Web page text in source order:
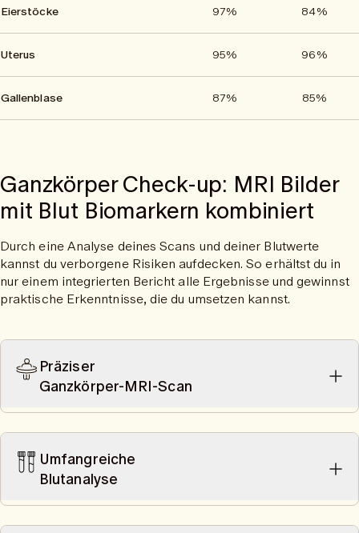
Eierstöcke 97% 84%
Uterus 95% 96%
Gallenblase 87% 85%
Ganzkörper Check-up: MRI Bilder
mit Blut Biomarkern kombiniert
Durch eine Analyse deines Scans und deiner Blutwerte
kannst du verborgene Risiken aufdecken. So erhältst du in
nur einem integrierten Bericht alle Ergebnisse und gewinnst
praktische Erkenntnisse, die du umsetzen kannst.
Präziser
Ganzkörper-MRI-Scan
Ein 50-minütiger Scan (bis Mitte Oberschenkel) bietet dir eine
präzise Beurteilung deiner Gesundheit und Risikofaktoren. Der
Umfangreiche
Blutanalyse
Die Blutanalyse erkennt frühe Anzeichen sowie Risikofaktoren
für Herzkreislauf- und metabolische Erkrankungen wie